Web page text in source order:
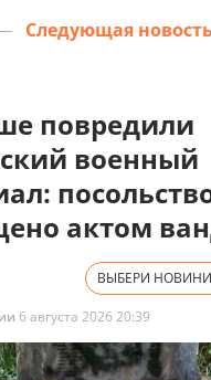
Следующая
повредили
военный
актом
ВЫБЕРИ
6 августа 2026 20:39